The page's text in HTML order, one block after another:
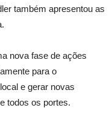
também apresentou as
nova fase de ações
para o
e gerar novas
todos os portes.